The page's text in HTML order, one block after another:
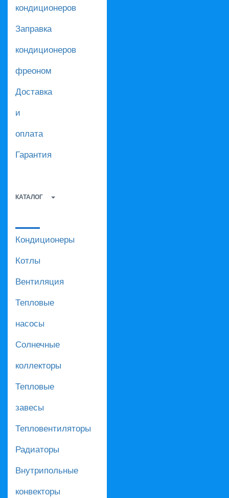
кондиционеров
Заправка
кондиционеров
фреоном
Доставка
и
оплата
Гарантия
КАТАЛОГ
Кондиционеры
Котлы
Вентиляция
Тепловые
насосы
Солнечные
коллекторы
Тепловые
завесы
Тепловентиляторы
Радиаторы
Внутрипольные
конвекторы